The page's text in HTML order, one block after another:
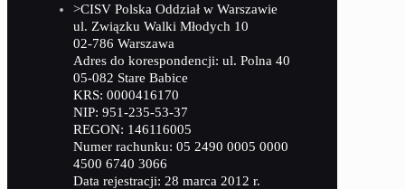
>CISV Polska Oddział w Warszawie
ul. Związku Walki Młodych 10
02-786 Warszawa
Adres do korespondencji: ul. Polna 40
05-082 Stare Babice
KRS: 0000416170
NIP: 951-235-53-37
REGON: 146116005
Numer rachunku: 05 2490 0005 0000
4500 6740 3066
Data rejestracji: 28 marca 2012 r.